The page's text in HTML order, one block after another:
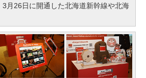
月26日に開通した北海道新幹線や北海